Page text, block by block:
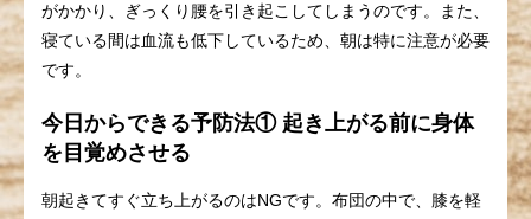
がかかり、ぎっくり腰を引き起こしてしまうのです。また、
寝ている間は血流も低下しているため、朝は特に注意が必要
です。
今日からできる予防法① 起き上がる前に身体
を目覚めさせる
朝起きてすぐ立ち上がるのはNGです。布団の中で、膝を軽